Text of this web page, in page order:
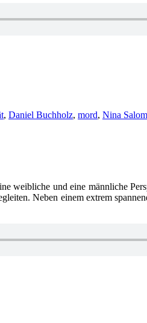
, Daniel Buchholz, mord, Nina
weibliche und eine männliche
Neben einem extrem